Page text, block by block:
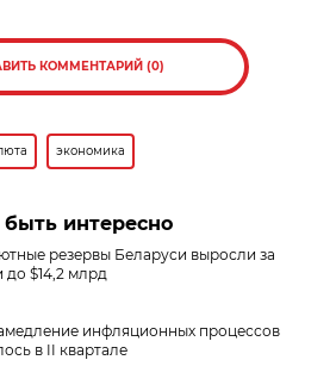
КОММЕНТАРИЙ (0)
экономика
интересно
резервы Беларуси выросли за
до $14,2 млрд
инфляционных процессов
в II квартале